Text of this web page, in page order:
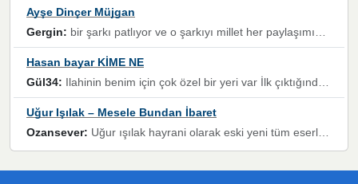
Ayşe Dinçer Müjgan
Gergin: bir şarkı patlıyor ve o şarkıyı millet her paylaşımın altına koyuyor ve öyle bir durum hal alıyor ki şarkıyı dinlemeden şarkıdan bikıyorsun Ama bu enteresan bir şekilde dillere dolanıyor millet olarak seviyoruz dertlerle boğuşurken bir yandan da göbek atmayi))) diyeceklerim bu kadar güzel hoş bir sayfa emeğinize sağlık arkadaşlar kolay gelsin
Hasan bayar KİME NE
Gül34: Ilahinin benim için çok özel bir yeri var İlk çıktığında komşum ne kadar yüksek sesle dinliyorsa orada duymuştum ve YouTube'dan aratıp Bu ilahiyi bulmuştum ve sonra müdavimi oldum günlük Ben de 3-5 kere dinleyip ezberleyip artık ilahiye bende eşlik ediyorum yüksek sesle Allah razı olsun hizmet nimettir Rabbim sizin zahmetlerinize de hayırlı nimetler versin Selam ve dua ile Allah'a emanet olun
Uğur Işılak – Mesele Bundan İbaret
Ozansever: Uğur ışılak hayrani olarak eski yeni tüm eserlerini keyifle huzurla dinleyenlerden birisiyim, emeğine saygı duyan gönül veren bunu en güzel şekilde sevenlerine ulaştıran siz değerli sayfa yöneticilerine de teşekkür ederim